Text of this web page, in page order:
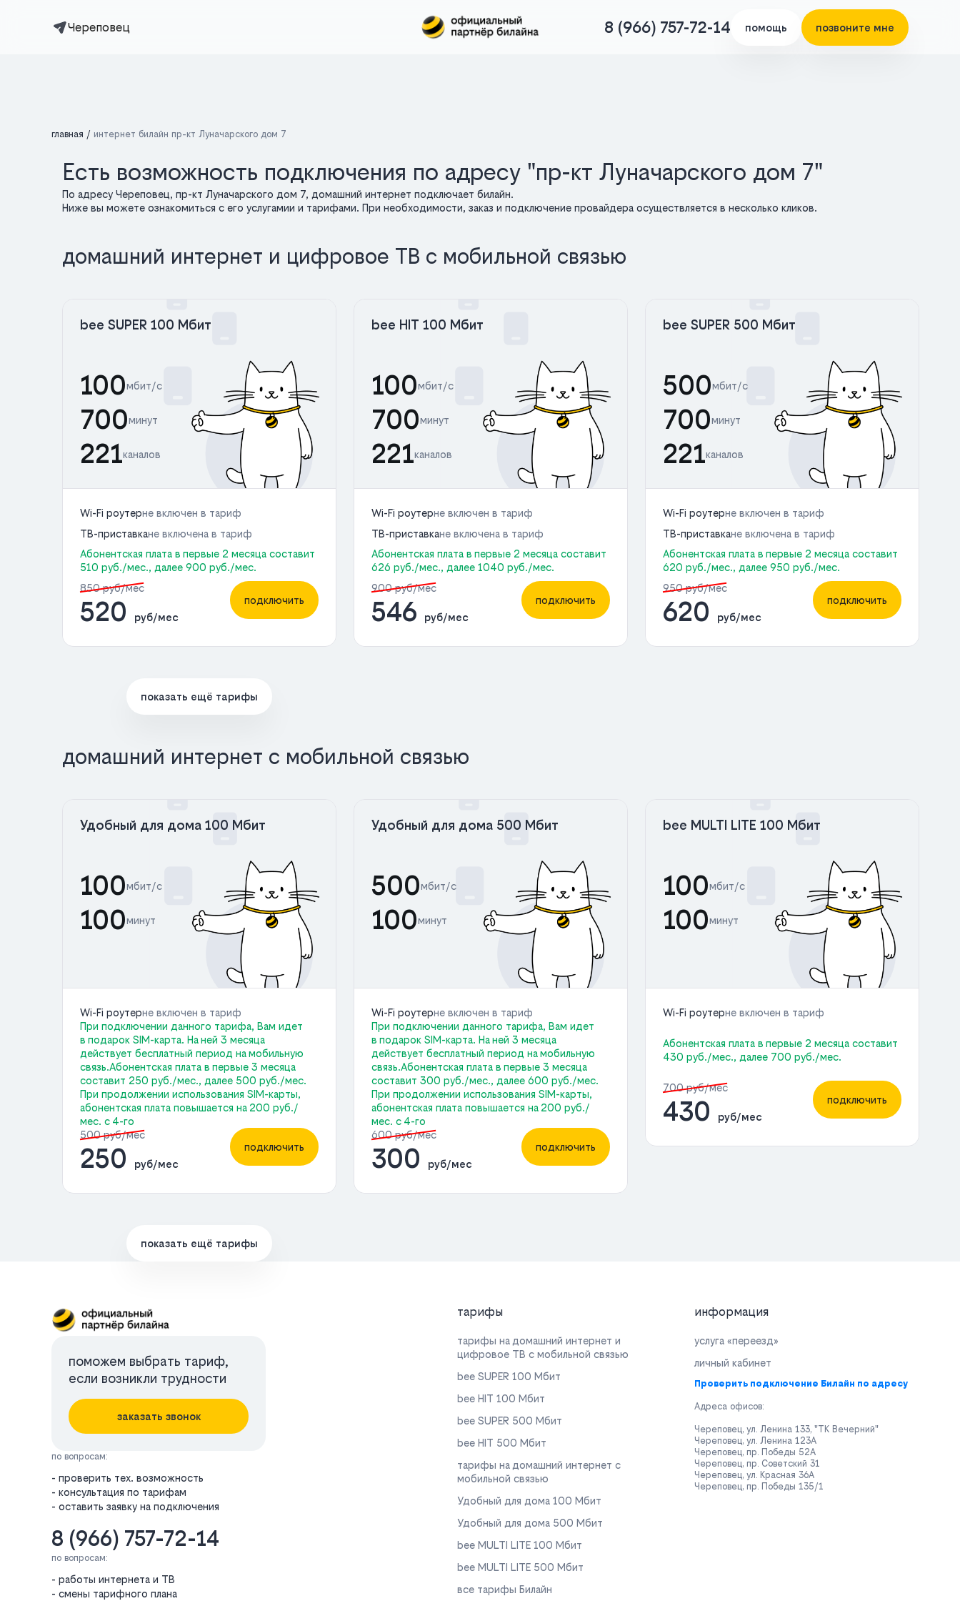
Череповец 8 (966) 757-72-14 помощь позвоните мне
главная интернет билайн пр-кт Луначарского дом 7
Есть возможность подключения по адресу "пр-кт Луначарского дом 7"
По адресу Череповец, пр-кт Луначарского дом 7, домашний интернет подключает билайн.
Ниже вы можете ознакомиться с его услугамии и тарифами. При необходимости, заказ и подключение провайдера осуществляется в несколько кликов.
домашний интернет и цифровое ТВ с мобильной связью
bee SUPER 100 Мбит
100мбит/с
700минут
221каналов
Wi-Fi роутерне включен в тариф
ТВ-приставкане включена в тариф
Абонентская плата в первые 2 месяца составит
510 руб./мес., далее 900 руб./мес.
850 руб/мес
520 руб/мес
подключить
bee HIT 100 Мбит
100мбит/с
700минут
221каналов
Wi-Fi роутерне включен в тариф
ТВ-приставкане включена в тариф
Абонентская плата в первые 2 месяца составит
626 руб./мес., далее 1040 руб./мес.
900 руб/мес
546 руб/мес
подключить
bee SUPER 500 Мбит
500мбит/с
700минут
221каналов
Wi-Fi роутерне включен в тариф
ТВ-приставкане включена в тариф
Абонентская плата в первые 2 месяца составит
620 руб./мес., далее 950 руб./мес.
950 руб/мес
620 руб/мес
подключить
показать ещё тарифы
домашний интернет с мобильной связью
Удобный для дома 100 Мбит
100мбит/с
100минут
Wi-Fi роутерне включен в тариф
При подключении данного тарифа, Вам идет
в подарок SIM-карта. На ней 3 месяца
действует бесплатный период на мобильную
связь.Абонентская плата в первые 3 месяца
составит 250 руб./мес., далее 500 руб./мес.
При продолжении использования SIM-карты,
абонентская плата повышается на 200 руб./
мес. с 4-го
500 руб/мес
250 руб/мес
подключить
Удобный для дома 500 Мбит
500мбит/с
100минут
Wi-Fi роутерне включен в тариф
При подключении данного тарифа, Вам идет
в подарок SIM-карта. На ней 3 месяца
действует бесплатный период на мобильную
связь.Абонентская плата в первые 3 месяца
составит 300 руб./мес., далее 600 руб./мес.
При продолжении использования SIM-карты,
абонентская плата повышается на 200 руб./
мес. с 4-го
600 руб/мес
300 руб/мес
подключить
bee MULTI LITE 100 Мбит
100мбит/с
100минут
Wi-Fi роутерне включен в тариф
Абонентская плата в первые 2 месяца составит
430 руб./мес., далее 700 руб./мес.
700 руб/мес
430 руб/мес
подключить
показать ещё тарифы
поможем выбрать тариф,
если возникли трудности
заказать звонок
по вопросам:
- проверить тех. возможность
- консультация по тарифам
- оставить заявку на подключения
8 (966) 757-72-14
по вопросам:
- работы интернета и ТВ
- смены тарифного плана
тарифы
тарифы на домашний интернет и
цифровое ТВ с мобильной связью
bee SUPER 100 Мбит
bee HIT 100 Мбит
bee SUPER 500 Мбит
bee HIT 500 Мбит
тарифы на домашний интернет с
мобильной связью
Удобный для дома 100 Мбит
Удобный для дома 500 Мбит
bee MULTI LITE 100 Мбит
bee MULTI LITE 500 Мбит
все тарифы Билайн
информация
услуга «переезд»
личный кабинет
Проверить подключение Билайн по адресу
Адреса офисов:
Череповец, ул. Ленина 133, "ТК Вечерний"
Череповец, ул. Ленина 123А
Череповец, пр. Победы 52А
Череповец, пр. Советский 31
Череповец, ул. Красная 36А
Череповец, пр. Победы 135/1